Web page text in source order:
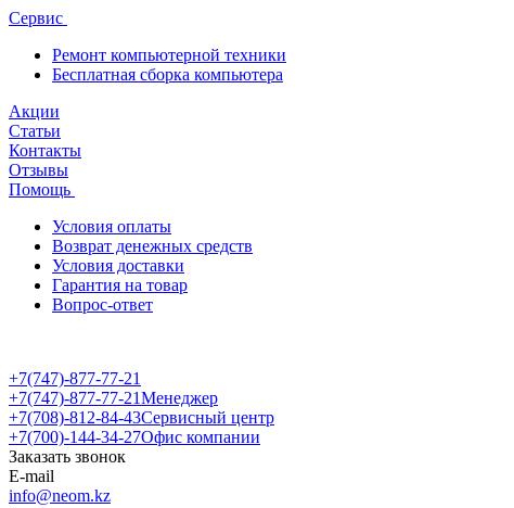
Сервис
Ремонт компьютерной техники
Бесплатная сборка компьютера
Акции
Статьи
Контакты
Отзывы
Помощь
Условия оплаты
Возврат денежных средств
Условия доставки
Гарантия на товар
Вопрос-ответ
+7(747)-877-77-21
+7(747)-877-77-21Менеджер
+7(708)-812-84-43Сервисный центр
+7(700)-144-34-27Офис компании
Заказать звонок
E-mail
info@neom.kz